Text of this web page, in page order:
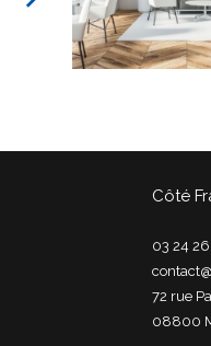
Côté
03 24 26
72 rue
08800